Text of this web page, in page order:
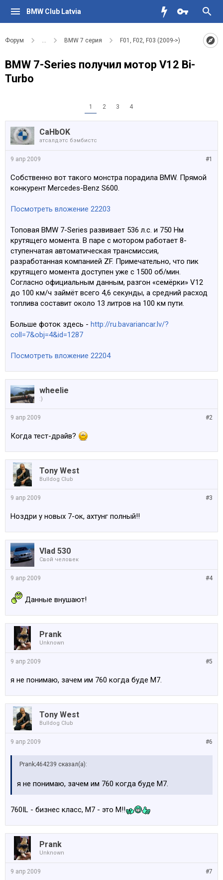
BMW Club Latvia
Форум ... BMW 7 серия F01, F02, F03 (2009->)
BMW 7-Series получил мотор V12 Bi-
Turbo
1 2 3 4
CaHbOK
атсалдэтс бэмбистс
#1
9 апр 2009
Собственно вот такого монстра порадила BMW. Прямой
конкурент Mercedes-Benz S600.
Посмотреть вложение 22203
Топовая BMW 7-Series развивает 536 л.с. и 750 Нм
крутящего момента. В паре с мотором работает 8-
ступенчатая автоматическая трансмиссия,
разработанная компанией ZF. Примечательно, что пик
крутящего момента доступен уже с 1500 об/мин.
Согласно официальным данным, разгон «семёрки» V12
до 100 км/ч займёт всего 4,6 секунды, а средний расход
топлива составит около 13 литров на 100 км пути.
Больше фоток здесь - http://ru.bavariancar.lv/?
coll=7&obj=4&id=1287
Посмотреть вложение 22204
wheelie
:)
#2
9 апр 2009
Когда тест-драйв?
Tony West
Bulldog Club
#3
9 апр 2009
Ноздри у новых 7-ок, ахтунг полный!!
Vlad 530
Свой человек
#4
9 апр 2009
Данные внушают!
Prank
Unknown
#5
9 апр 2009
я не понимаю, зачем им 760 когда буде М7.
Tony West
Bulldog Club
#6
9 апр 2009
Prank;464239 сказал(а):
я не понимаю, зачем им 760 когда буде М7.
760IL - бизнес класс, М7 - это М!!
Prank
Unknown
#7
9 апр 2009